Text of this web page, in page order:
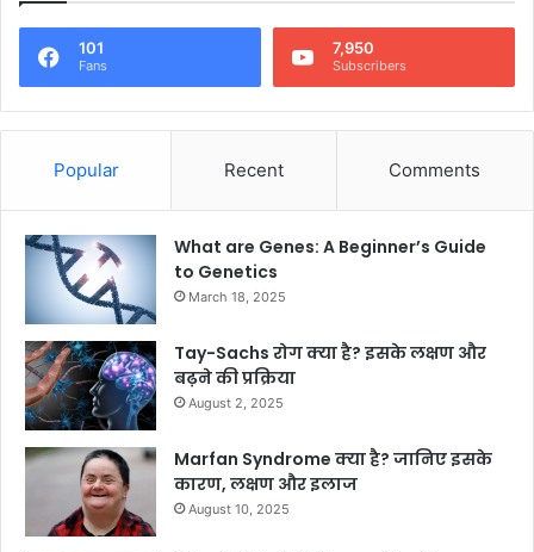
101
Fans
7,950
Subscribers
Popular Recent Comments
What are Genes: A Beginner’s Guide
to Genetics
March 18, 2025
Tay-Sachs रोग क्या है? इसके लक्षण और
बढ़ने की प्रक्रिया
August 2, 2025
Marfan Syndrome क्या है? जानिए इसके
कारण, लक्षण और इलाज
August 10, 2025